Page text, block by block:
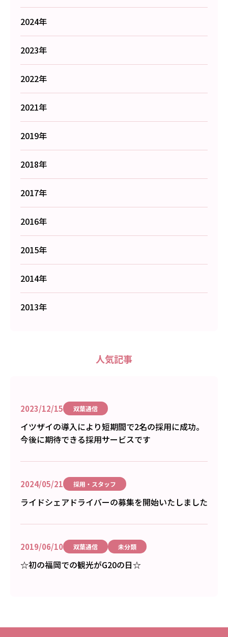
2024年
2023年
2022年
2021年
2019年
2018年
2017年
2016年
2015年
2014年
2013年
人気記事
2023/12/15 双葉通信
イツザイの導入により短期間で2名の採用に成功。
今後に期待できる採用サービスです
2024/05/21 採用・スタッフ
ライドシェアドライバーの募集を開始いたしました
2019/06/10 双葉通信 未分類
☆初の福岡での観光がG20の日☆